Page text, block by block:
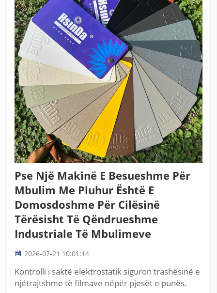
Pse Një Makinë E Besueshme Për
Mbulim Me Pluhur Është E
Domosdoshme Për Cilësinë
Tërësisht Të Qëndrueshme
Industriale Të Mbulimeve
2026-07-21 10:01:14
Kontrolli i saktë elektrostatik siguron trashësinë e
njëtrajtshme të filmave nëpër pjesët e punës.